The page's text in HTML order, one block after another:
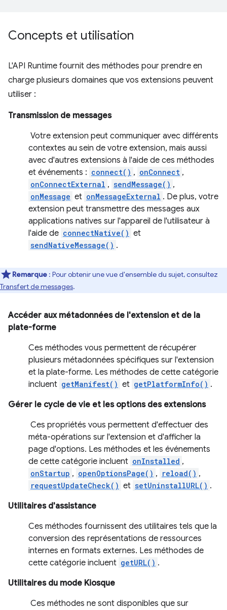
Concepts et utilisation
L'API Runtime fournit des méthodes pour prendre en
charge plusieurs domaines que vos extensions peuvent
utiliser :
Transmission de messages
Votre extension peut communiquer avec différents
contextes au sein de votre extension, mais aussi
avec d'autres extensions à l'aide de ces méthodes
et événements : connect() , onConnect ,
onConnectExternal , sendMessage() ,
onMessage et onMessageExternal . De plus, votre
extension peut transmettre des messages aux
applications natives sur l'appareil de l'utilisateur à
l'aide de connectNative() et
sendNativeMessage() .
Remarque : Pour obtenir une vue d'ensemble du sujet, consultez
Transfert de messages.
Accéder aux métadonnées de l'extension et de la
plate-forme
Ces méthodes vous permettent de récupérer
plusieurs métadonnées spécifiques sur l'extension
et la plate-forme. Les méthodes de cette catégorie
incluent getManifest() et getPlatformInfo() .
Gérer le cycle de vie et les options des extensions
Ces propriétés vous permettent d'effectuer des
méta-opérations sur l'extension et d'afficher la
page d'options. Les méthodes et les événements
de cette catégorie incluent onInstalled ,
onStartup , openOptionsPage() , reload() ,
requestUpdateCheck() et setUninstallURL() .
Utilitaires d'assistance
Ces méthodes fournissent des utilitaires tels que la
conversion des représentations de ressources
internes en formats externes. Les méthodes de
cette catégorie incluent getURL() .
Utilitaires du mode Kiosque
Ces méthodes ne sont disponibles que sur